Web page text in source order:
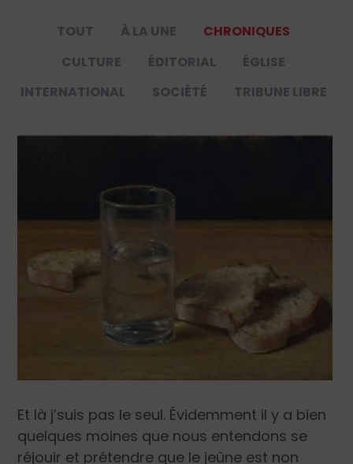
TOUT À LA UNE
CHRONIQUES
CULTURE
ÉDITORIAL
ÉGLISE
INTERNATIONAL
SOCIÉTÉ TRIBUNE LIBRE
Et là j’suis pas le seul. Évidemment il y a bien
quelques moines que nous entendons se
réjouir et prétendre que le jeûne est non